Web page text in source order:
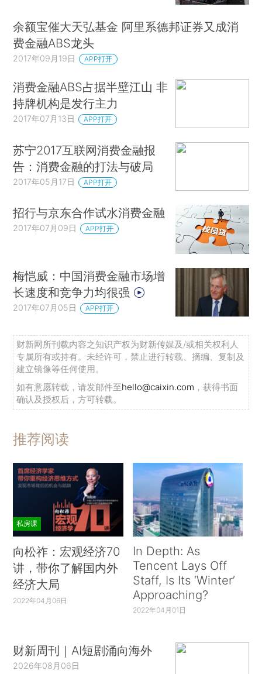
余额宝催大天弘基金 阿里系德邦证券又成消
费金融ABS龙头
2017年09月19日 APP打开
消费金融ABS占据半壁江山 非
持牌机构是发行主力
2017年07月13日 APP打开
苏宁2017互联网消费金融报
告：消费金融的打法与破局
2017年05月17日 APP打开
招行与京东合作试水消费金融
2017年07月09日 APP打开
梅恺威：中国消费金融市场增
长速度和竞争力均很强
2017年07月05日 APP打开
财新网所刊载内容之知识产权为财新传媒及/或相关权利人
专属所有或持有。未经许可，禁止进行转载、摘编、复制及
建立镜像等任何使用。
如有意愿转载，请发邮件至hello@caixin.com ，获得书面
确认及授权后，方可转载。
推荐阅读
私房课
向松祚：宏观经济70
讲，带你了解国内外
经济大局
2022年04月06日
In Depth: As
Tencent Lays Off
Staff, Is Its ‘Winter’
Approaching?
2022年04月01日
财新周刊｜AI短剧涌向海外
2026年08月06日